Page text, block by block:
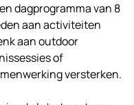
dagprogramma van 8
aan activiteiten
aan outdoor
of
versterken.